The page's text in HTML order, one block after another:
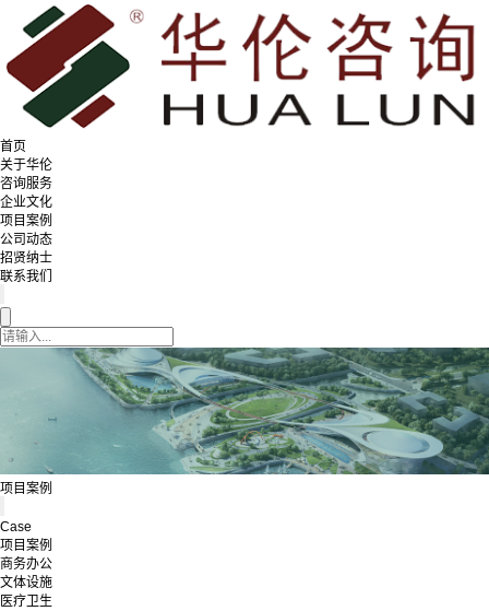
首页
关于华伦
咨询服务
企业文化
项目案例
公司动态
招贤纳士
联系我们
项目案例
Case
项目案例
商务办公
文体设施
医疗卫生